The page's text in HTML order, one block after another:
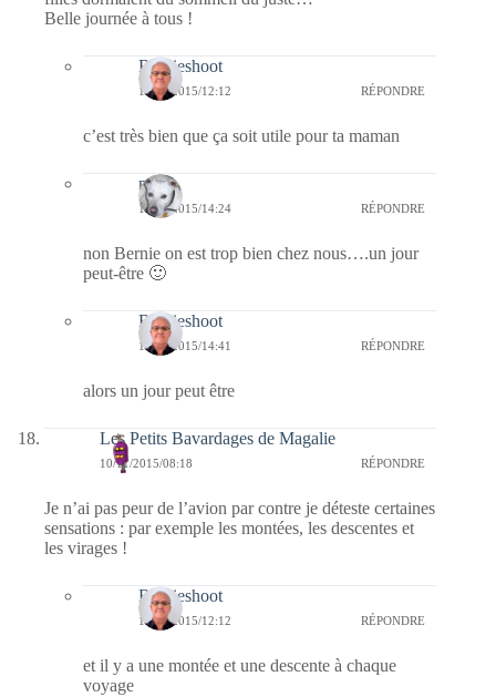
Belle journée à tous !
Bernieshoot
12/11/2015/12:12 RÉPONDRE
c’est très bien que ça soit utile pour ta maman
nays
12/11/2015/14:24 RÉPONDRE
non Bernie on est trop bien chez nous….un jour
peut-être 🙂
Bernieshoot
12/11/2015/14:41 RÉPONDRE
alors un jour peut être
Les Petits Bavardages de Magalie
10/11/2015/08:18 RÉPONDRE
Je n’ai pas peur de l’avion par contre je déteste certaines
sensations : par exemple les montées, les descentes et
les virages !
Bernieshoot
12/11/2015/12:12 RÉPONDRE
et il y a une montée et une descente à chaque
voyage